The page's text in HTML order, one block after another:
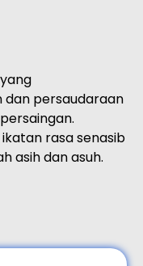
persaudaraan
rasa senasib
asih dan asuh.